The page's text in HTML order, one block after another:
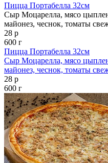
Пицца Портабелла 32см
Сыр Моцарелла, мясо
майонез, чеснок, томаты
28 р
600 г
Пицца Портабелла 32см
Сыр Моцарелла, мясо
майонез, чеснок, томаты
28 р
600 г